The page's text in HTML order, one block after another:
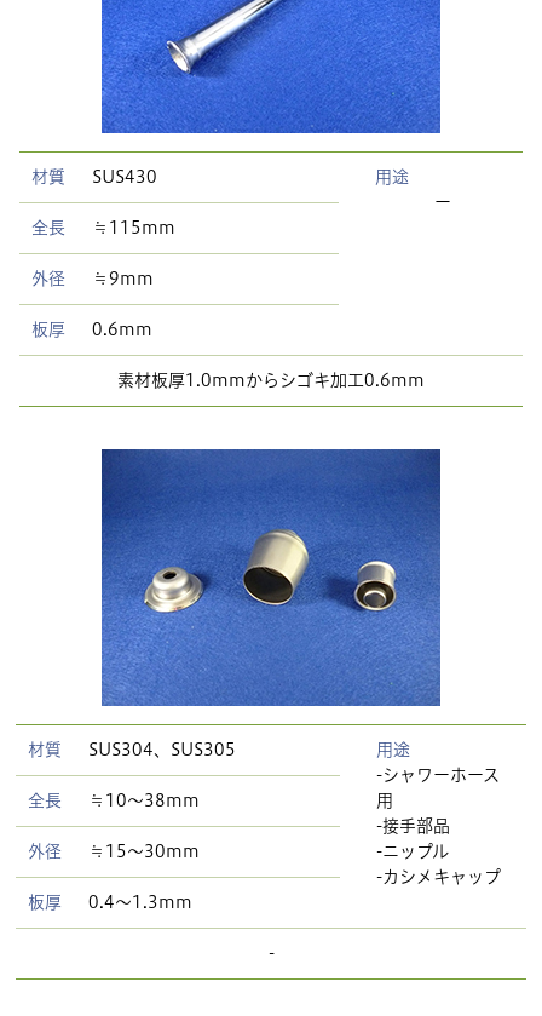
材質 SUS430
全長 ≒115mm
外径 ≒9mm
板厚 0.6mm
用途
ー
素材板厚1.0mmからシゴキ加工0.6mm
材質 SUS304、SUS305
全長 ≒10〜38mm
外径 ≒15〜30mm
板厚 0.4〜1.3mm
用途
-シャワーホース
用
-接手部品
-ニップル
-カシメキャップ
-